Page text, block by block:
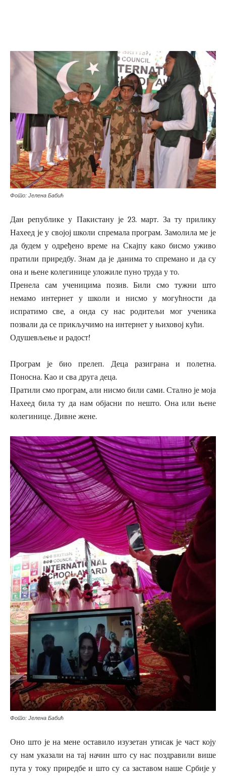
Фото: Јелена Бабић
Дан републике у Пакистану је 23. март. За ту прилику
Нахеед је у својој школи спремала програм. Замолила ме је
да будем у одређено време на Скајпу како бисмо уживо
пратили приредбу. Знам да је данима то спремано и да су
она и њене колегинице уложиле пуно труда у то.
Пренела сам ученицима позив. Били смо тужни што
немамо интернет у школи и нисмо у могућности да
испратимо све, а онда су нас родитељи мог ученика
позвали да се прикључимо на интернет у њиховој кући.
Одушевљење и радост!
Програм је био прелеп. Деца разиграна и полетна.
Поносна. Као и сва друга деца.
Пратили смо програм, али нисмо били сами. Стално је моја
Нахеед била ту да нам објасни по нешто. Она или њене
колегинице. Дивне жене.
Фото: Јелена Бабић
Оно што је на мене оставило изузетан утисак је част коју
су нам указали на тај начин што су нас поздравили више
пута у току приредбе и што су са заставом наше Србије у